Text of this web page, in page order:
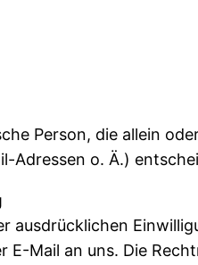
Person, die allein
Adressen o. Ä.)
ausdrücklichen
Mail an uns. Die